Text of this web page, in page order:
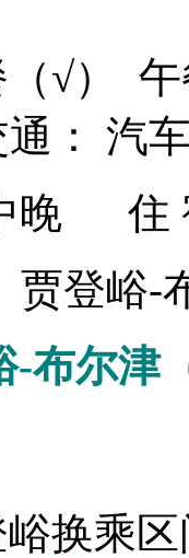
（√）
： 汽
晚 住
登峪-
-布尔津
）
换乘